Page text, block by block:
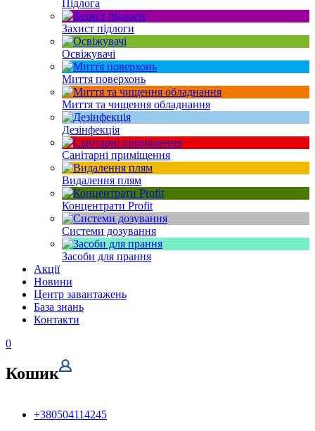
Підлога
Захист підлоги
Освіжувачі
Миття поверхонь
Миття та чищення обладнання
Дезінфекція
Санітарні приміщення
Видалення плям
Концентрати Profit
Системи дозування
Засоби для прання
Акції
Новини
Центр завантажень
База знань
Контакти
0
Кошик
+380504114245